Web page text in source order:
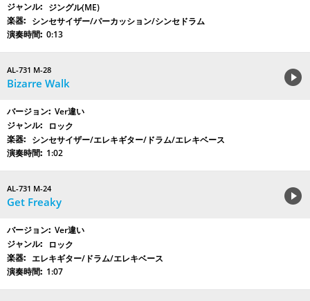
ジングル(ME)
シンセサイザー/パーカッション/シンセドラム
0:13
AL-731 M-28
Bizarre Walk
Ver違い
ロック
シンセサイザー/エレキギター/ドラム/エレキベース
1:02
AL-731 M-24
Get Freaky
Ver違い
ロック
エレキギター/ドラム/エレキベース
1:07